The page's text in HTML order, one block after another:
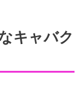
キャバク